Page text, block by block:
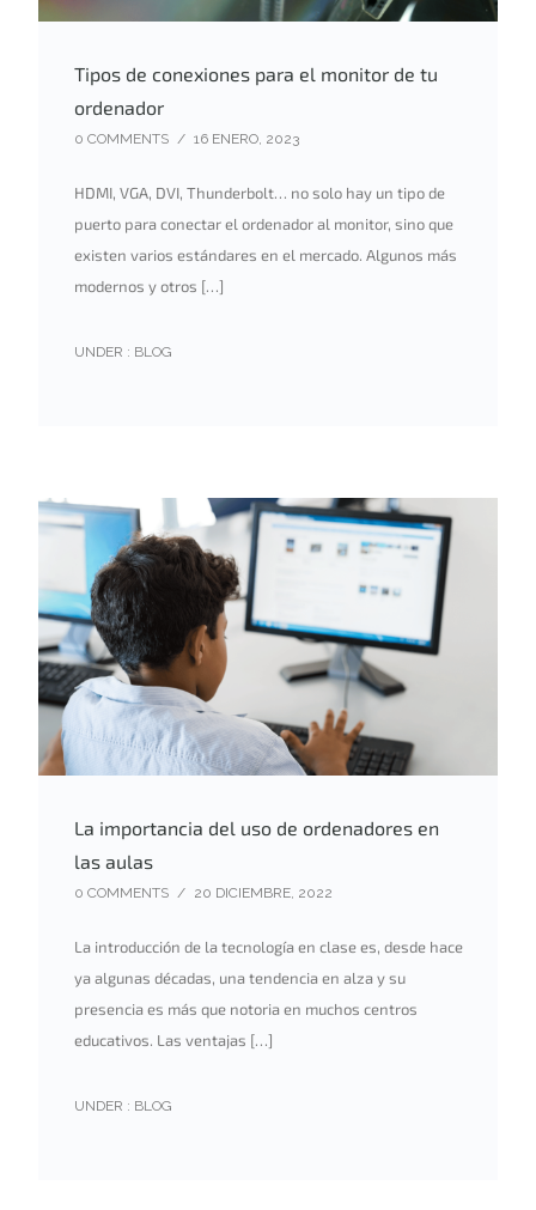
Tipos de conexiones para el monitor de tu
ordenador
0 COMMENTS / 16 ENERO, 2023
HDMI, VGA, DVI, Thunderbolt… no solo hay un tipo de
puerto para conectar el ordenador al monitor, sino que
existen varios estándares en el mercado. Algunos más
modernos y otros […]
UNDER : BLOG
La importancia del uso de ordenadores en
las aulas
0 COMMENTS / 20 DICIEMBRE, 2022
La introducción de la tecnología en clase es, desde hace
ya algunas décadas, una tendencia en alza y su
presencia es más que notoria en muchos centros
educativos. Las ventajas […]
UNDER : BLOG